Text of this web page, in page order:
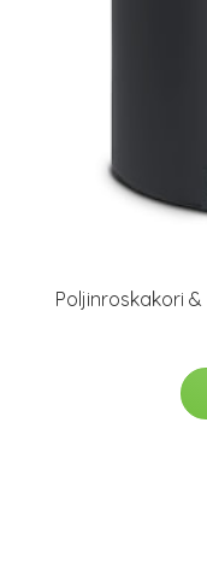
Poljinroskakori